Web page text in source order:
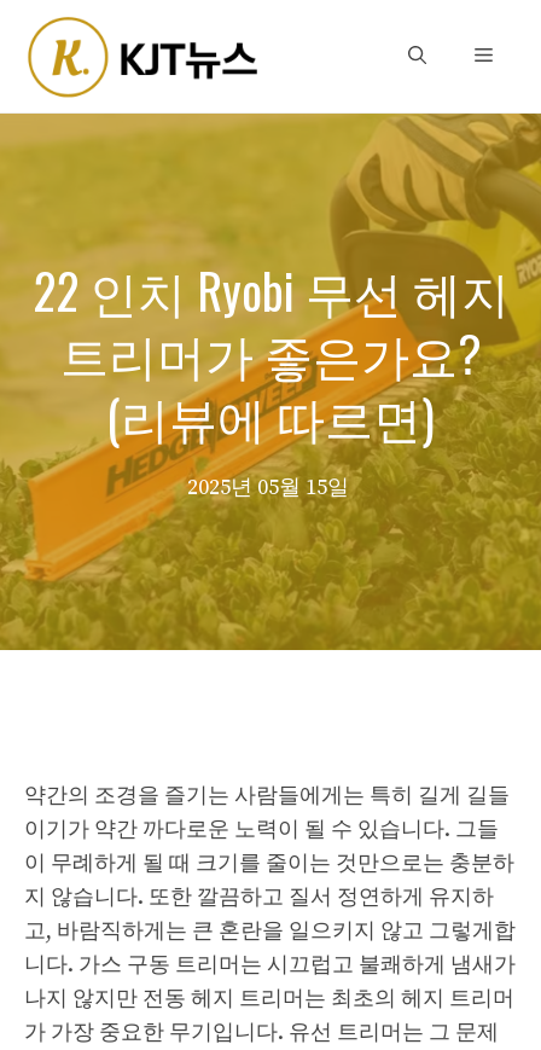
content
Menu
22 인치 Ryobi 무선 헤지
트리머가 좋은가요?
(리뷰에 따르면)
2025년 05월 15일
약간의 조경을 즐기는 사람들에게는 특히 길게 길들
이기가 약간 까다로운 노력이 될 수 있습니다. 그들
이 무례하게 될 때 크기를 줄이는 것만으로는 충분하
지 않습니다. 또한 깔끔하고 질서 정연하게 유지하
고, 바람직하게는 큰 혼란을 일으키지 않고 그렇게합
니다. 가스 구동 트리머는 시끄럽고 불쾌하게 냄새가
나지 않지만 전동 헤지 트리머는 최초의 헤지 트리머
가 가장 중요한 무기입니다. 유선 트리머는 그 문제